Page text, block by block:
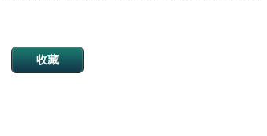
收藏